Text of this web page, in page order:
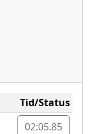
Tid/Status
02:05.85